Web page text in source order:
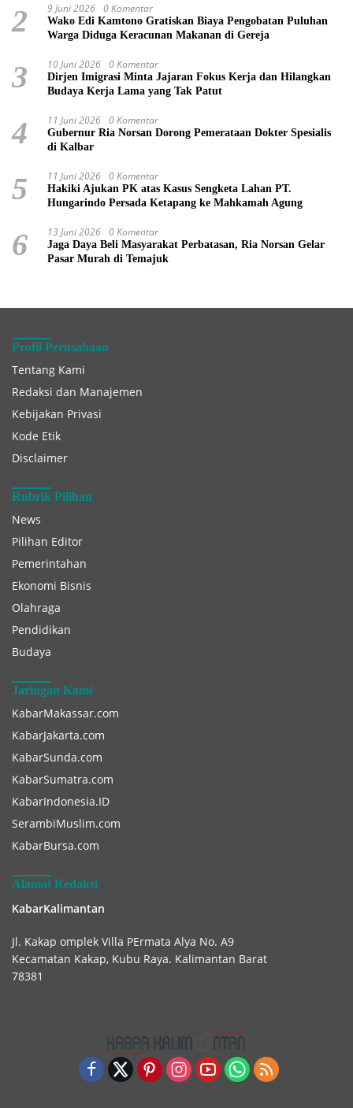
2 9 Juni 2026 0 Komentar
Wako Edi Kamtono Gratiskan Biaya Pengobatan Puluhan
Warga Diduga Keracunan Makanan di Gereja
3 10 Juni 2026 0 Komentar
Dirjen Imigrasi Minta Jajaran Fokus Kerja dan Hilangkan
Budaya Kerja Lama yang Tak Patut
4 11 Juni 2026 0 Komentar
Gubernur Ria Norsan Dorong Pemerataan Dokter Spesialis
di Kalbar
5 11 Juni 2026 0 Komentar
Hakiki Ajukan PK atas Kasus Sengketa Lahan PT.
Hungarindo Persada Ketapang ke Mahkamah Agung
6 13 Juni 2026 0 Komentar
Jaga Daya Beli Masyarakat Perbatasan, Ria Norsan Gelar
Pasar Murah di Temajuk
Profil Perusahaan
Tentang Kami
Redaksi dan Manajemen
Kebijakan Privasi
Kode Etik
Disclaimer
Rubrik Pilihan
News
Pilihan Editor
Pemerintahan
Ekonomi Bisnis
Olahraga
Pendidikan
Budaya
Jaringan Kami
KabarMakassar.com
KabarJakarta.com
KabarSunda.com
KabarSumatra.com
KabarIndonesia.ID
SerambiMuslim.com
KabarBursa.com
Alamat Redaksi
KabarKalimantan
Jl. Kakap omplek Villa PErmata Alya No. A9
Kecamatan Kakap, Kubu Raya. Kalimantan Barat
78381